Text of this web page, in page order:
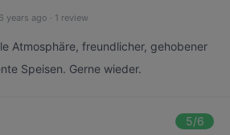
6 years ago · 1 review
Atmosphäre, freundlicher, gehobener
Speisen. Gerne wieder.
5/6